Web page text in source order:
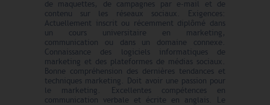
de maquettes, de campagnes par e-mail et de
contenu sur les réseaux sociaux. Exigences:
Actuellement inscrit ou récemment diplômé dans
un cours universitaire en marketing,
communication ou dans un domaine connexe.
Connaissance des logiciels informatiques de
marketing et des plateformes de médias sociaux.
Bonne compréhension des dernières tendances et
techniques marketing. Doit avoir une passion pour
le marketing. Excellentes compétences en
communication verbale et écrite en anglais. Le